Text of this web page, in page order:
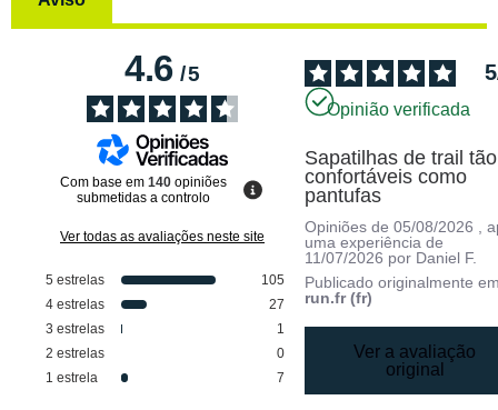
4.6/5
Com base em 140 opiniões
submetidas a controlo
Ver todas as avaliações neste site
5 estrelas
105
4 estrelas
27
3 estrelas
1
2 estrelas
0
1 estrela 7
5
Opinião verificada
Sapatilhas de trail tão
confortáveis como
pantufas
Opiniões de05/08/2026
,
uma experiência de
11/07/2026 por Daniel F.
Publicado originalmente
run.fr (fr)
Ver a avaliação
original